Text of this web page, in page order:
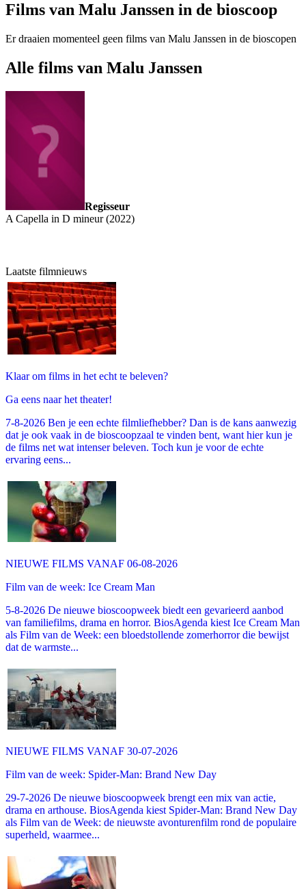
Films van Malu Janssen in de bioscoop
Er draaien momenteel geen films van Malu Janssen in de bioscopen
Alle films van Malu Janssen
Regisseur
A Capella in D mineur (2022)
Laatste filmnieuws
Klaar om films in het echt te beleven?
Ga eens naar het theater!
7-8-2026 Ben je een echte filmliefhebber? Dan is de kans aanwezig
dat je ook vaak in de bioscoopzaal te vinden bent, want hier kun je
de films net wat intenser beleven. Toch kun je voor de echte
ervaring eens...
NIEUWE FILMS VANAF 06-08-2026
Film van de week: Ice Cream Man
5-8-2026 De nieuwe bioscoopweek biedt een gevarieerd aanbod
van familiefilms, drama en horror. BiosAgenda kiest Ice Cream Man
als Film van de Week: een bloedstollende zomerhorror die bewijst
dat de warmste...
NIEUWE FILMS VANAF 30-07-2026
Film van de week: Spider-Man: Brand New Day
29-7-2026 De nieuwe bioscoopweek brengt een mix van actie,
drama en arthouse. BiosAgenda kiest Spider-Man: Brand New Day
als Film van de Week: de nieuwste avonturenfilm rond de populaire
superheld, waarmee...